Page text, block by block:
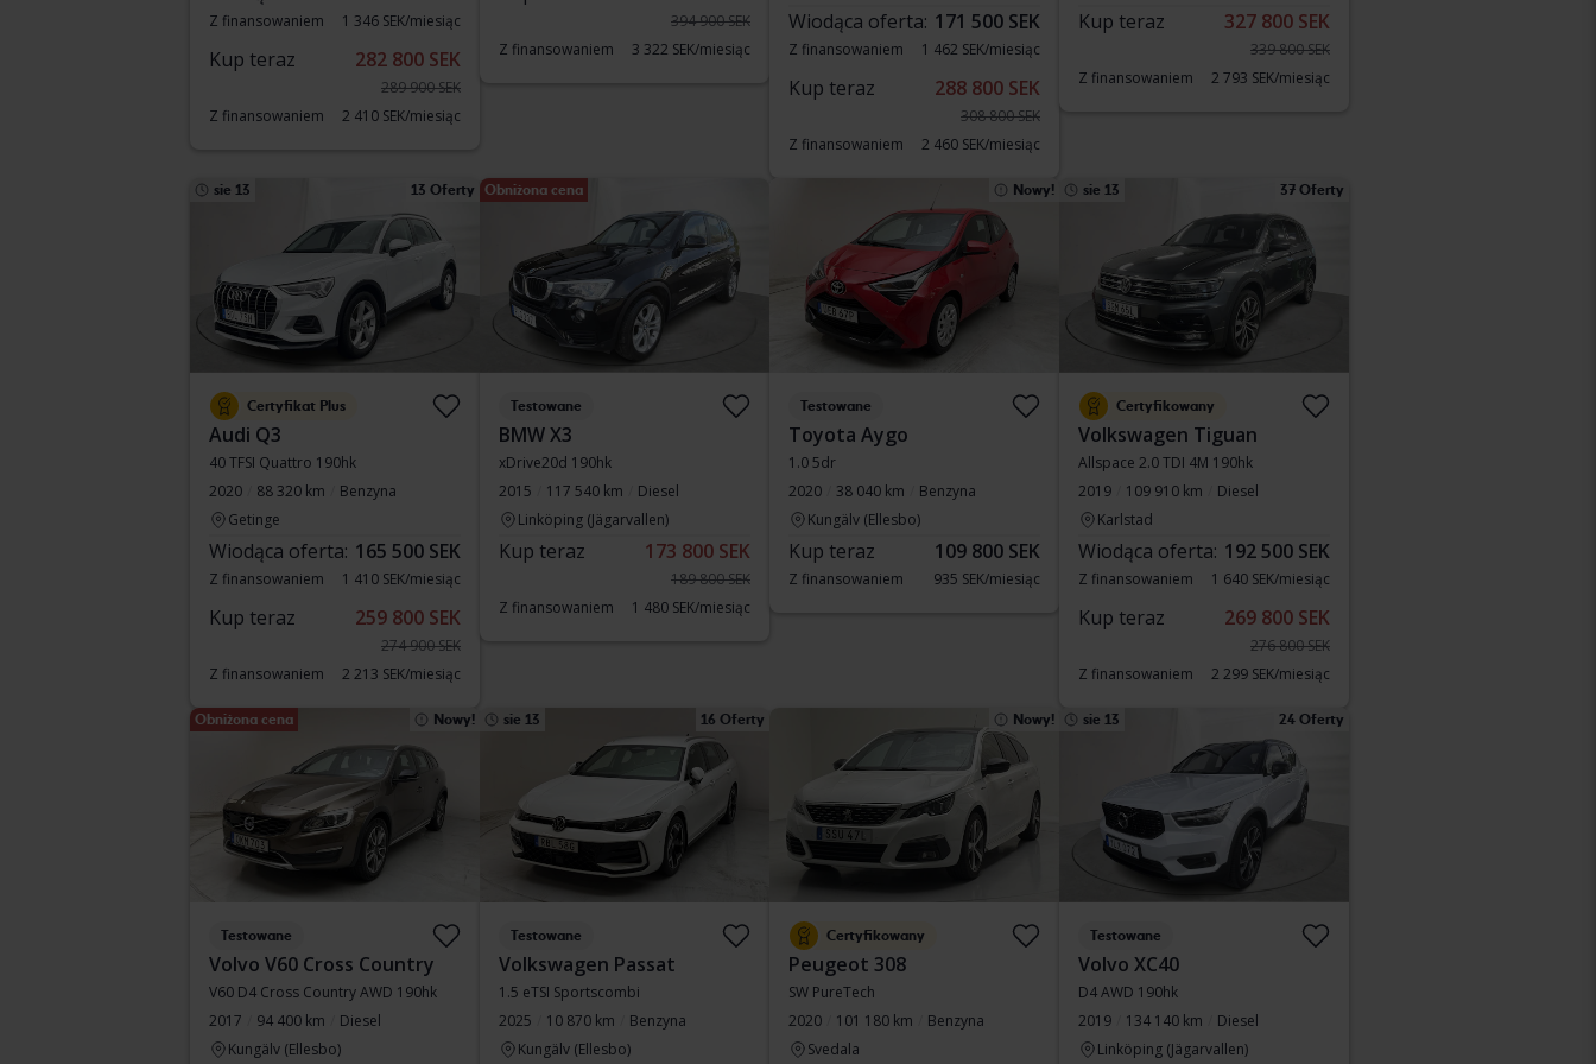
Z finansowaniem 1 346 SEK/miesiąc
Kup teraz 282 800 SEK
289 900 SEK
Z finansowaniem
2 410 SEK/miesiąc
394 900 SEK
Z finansowaniem
3 322 SEK/miesiąc
Wiodąca oferta: 171 500 SEK
Z finansowaniem 1 462 SEK/miesiąc
Kup teraz 288 800 SEK
308 800 SEK
Z finansowaniem
2 460 SEK/miesiąc
Kup teraz 327 800 SEK
339 800 SEK
Z finansowaniem
2 793 SEK/miesiąc
sie 13 13 Oferty
Certyfikat Plus
Audi Q3
40 TFSI Quattro 190hk
2020
88 320 km
Benzyna
Getinge
Wiodąca oferta: 165 500 SEK
Z finansowaniem 1 410 SEK/miesiąc
Kup teraz 259 800 SEK
274 900 SEK
Z finansowaniem
2 213 SEK/miesiąc
Obniżona cena
Testowane
BMW X3
xDrive20d 190hk
2015
117 540 km
Diesel
Linköping (Jägarvallen)
Kup teraz 173 800 SEK
189 800 SEK
Z finansowaniem
1 480 SEK/miesiąc
Nowy!
Testowane
Toyota Aygo
1.0 5dr
2020
38 040 km
Benzyna
Kungälv (Ellesbo)
Kup teraz 109 800 SEK
Z finansowaniem 935 SEK/miesiąc
sie 13 37 Oferty
Certyfikowany
Volkswagen Tiguan
Allspace 2.0 TDI 4M 190hk
2019
109 910 km
Diesel
Karlstad
Wiodąca oferta: 192 500 SEK
Z finansowaniem 1 640 SEK/miesiąc
Kup teraz 269 800 SEK
276 800 SEK
Z finansowaniem
2 299 SEK/miesiąc
Obniżona cena Nowy!
Testowane
Volvo V60 Cross Country
V60 D4 Cross Country AWD 190hk
2017
94 400 km
Diesel
Kungälv (Ellesbo)
sie 13 16 Oferty
Testowane
Volkswagen Passat
1.5 eTSI Sportscombi
2025
10 870 km
Benzyna
Kungälv (Ellesbo)
Nowy!
Certyfikowany
Peugeot 308
SW PureTech
2020
101 180 km
Benzyna
Svedala
sie 13 24 Oferty
Testowane
Volvo XC40
D4 AWD 190hk
2019
134 140 km
Diesel
Linköping (Jägarvallen)